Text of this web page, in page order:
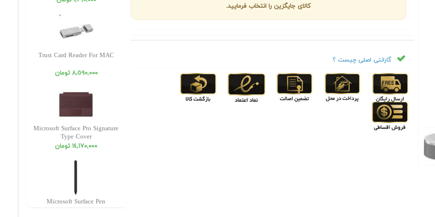
کالای جایگزین را انتخاب فرمایید.
گارانتی اصلی چیست ؟
Trust Card Reader For MAC
٨,٥٩٠,٠٠٠ تومان
Microsoft Surface Pro Signature
Type Cover
١٤,١٧٠,٠٠٠ تومان
Microsoft Surface Pen